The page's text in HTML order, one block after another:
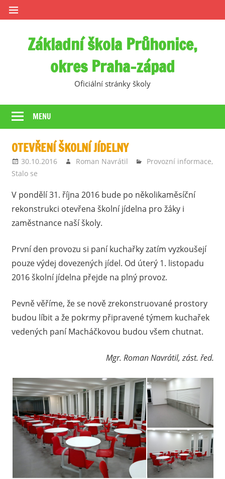
Skip
to
Základní škola Průhonice,
okres Praha-západ
Oficiální stránky školy
MENU
OTEVŘENÍ ŠKOLNÍ JÍDELNY
30.10.2016 Roman Navrátil Provozní informace,
Stalo se
V pondělí 31. října 2016 bude po několikaměsíční
rekonstrukci otevřena školní jídelna pro žáky i
zaměstnance naší školy.
První den provozu si paní kuchařky zatím vyzkoušejí
pouze výdej dovezených jídel. Od úterý 1. listopadu
2016 školní jídelna přejde na plný provoz.
Pevně věříme, že se nově zrekonstruované prostory
budou líbit a že pokrmy připravené týmem kuchařek
vedených paní Macháčkovou budou všem chutnat.
Mgr. Roman Navrátil, zást. řed.